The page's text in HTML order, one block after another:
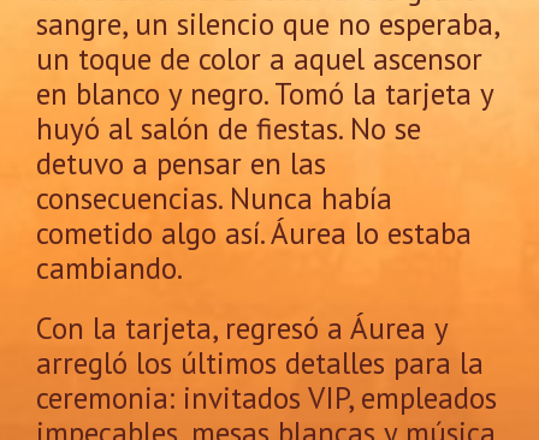
sangre, un silencio que no esperaba,
un toque de color a aquel ascensor
en blanco y negro. Tomó la tarjeta y
huyó al salón de fiestas. No se
detuvo a pensar en las
consecuencias. Nunca había
cometido algo así. Áurea lo estaba
cambiando.
Con la tarjeta, regresó a Áurea y
arregló los últimos detalles para la
ceremonia: invitados VIP, empleados